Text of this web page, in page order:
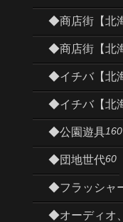
◆商店街【北
◆商店街【北
◆イチバ【北
◆イチバ【北
◆公園遊具160
◆団地世代60
◆フラッシャ
◆オーディオ